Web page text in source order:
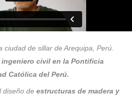
ciudad de sillar de Arequipa, Perú.
civil en la Pontificia
Católica del Perú.
diseño de estructuras de madera y